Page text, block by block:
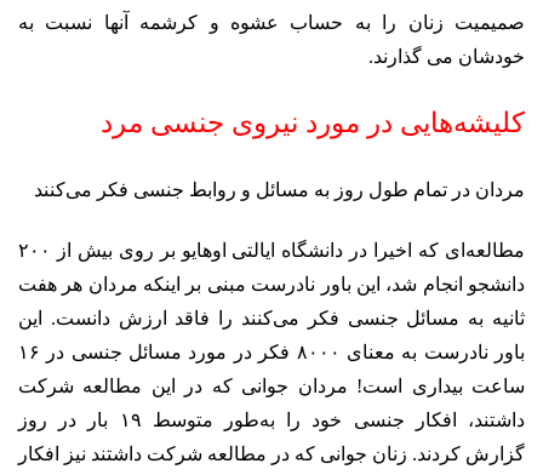
صمیمیت زنان را به حساب عشوه و کرشمه آنها نسبت به
خودشان می گذارند.
کلیشه‌هایی در مورد نیروی جنسی مرد
مردان در تمام طول روز به مسائل و روابط جنسی فکر می‌کنند
مطالعه‌ای که اخیرا در دانشگاه ایالتی اوهایو بر روی بیش از ۲۰۰
دانشجو انجام شد، این باور نادرست مبنی بر اینکه مردان هر هفت
ثانیه به مسائل جنسی فکر می‌کنند را فاقد ارزش دانست. این
باور نادرست به معنای ۸۰۰۰ فکر در مورد مسائل جنسی در ۱۶
ساعت بیداری است! مردان جوانی که در این مطالعه شرکت
داشتند، افکار جنسی خود را به‌طور متوسط ۱۹ بار در روز
گزارش کردند. زنان جوانی که در مطالعه شرکت داشتند نیز افکار